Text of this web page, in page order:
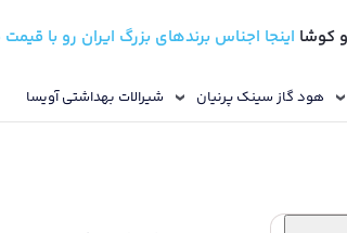
کوشا اینجا اجناس برندهای بزرگ ایران رو با
هود گاز سینک پرنیان شیرالات بهداشتی آویسا